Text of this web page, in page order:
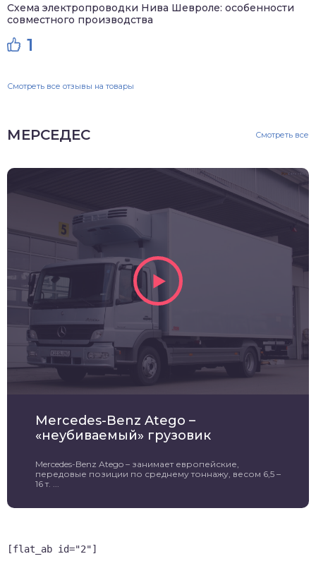
Схема электропроводки Нива Шевроле: особенности
совместного производства
1
Смотреть все отзывы на товары
МЕРСЕДЕС Смотреть все
Mercedes-Benz Atego –
«неубиваемый» грузовик
Mercedes-Benz Atego – занимает европейские,
передовые позиции по среднему тоннажу, весом 6,5 –
16 т. ...
[flat_ab id="2"]